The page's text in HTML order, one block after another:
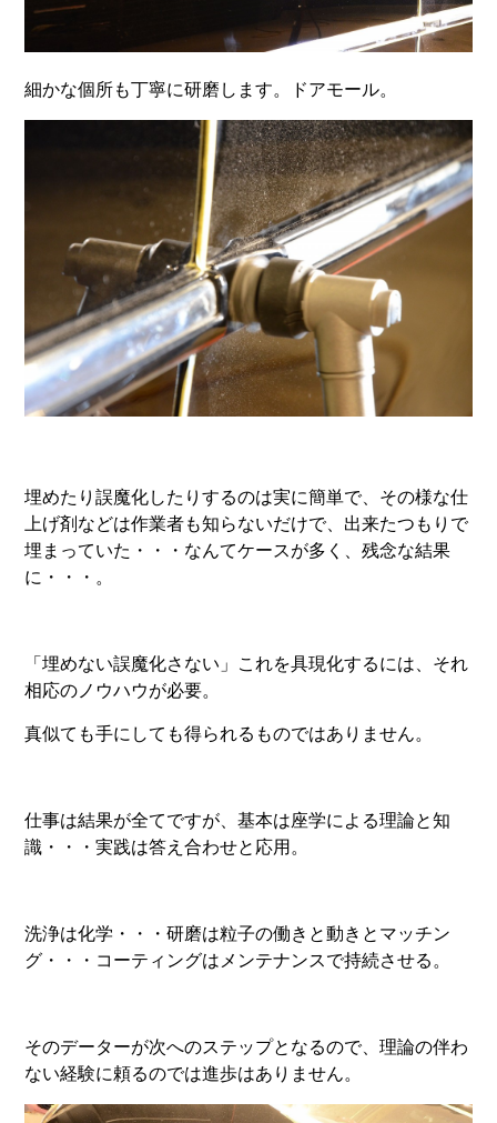
細かな個所も丁寧に研磨します。ドアモール。
埋めたり誤魔化したりするのは実に簡単で、その様な仕
上げ剤などは作業者も知らないだけで、出来たつもりで
埋まっていた・・・なんてケースが多く、残念な結果
に・・・。
「埋めない誤魔化さない」これを具現化するには、それ
相応のノウハウが必要。
真似ても手にしても得られるものではありません。
仕事は結果が全てですが、基本は座学による理論と知
識・・・実践は答え合わせと応用。
洗浄は化学・・・研磨は粒子の働きと動きとマッチン
グ・・・コーティングはメンテナンスで持続させる。
そのデーターが次へのステップとなるので、理論の伴わ
ない経験に頼るのでは進歩はありません。